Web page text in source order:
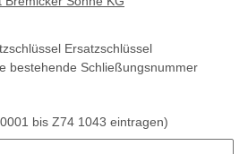
Ersatzschlüssel
bestehende Schließungsnummer
bis Z74 1043 eintragen)